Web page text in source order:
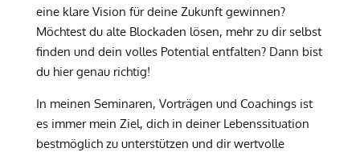
eine klare Vision für deine Zukunft gewinnen?
Möchtest du alte Blockaden lösen, mehr zu dir selbst
finden und dein volles Potential entfalten? Dann bist
du hier genau richtig!
In meinen Seminaren, Vorträgen und Coachings ist
es immer mein Ziel, dich in deiner Lebenssituation
bestmöglich zu unterstützen und dir wertvolle